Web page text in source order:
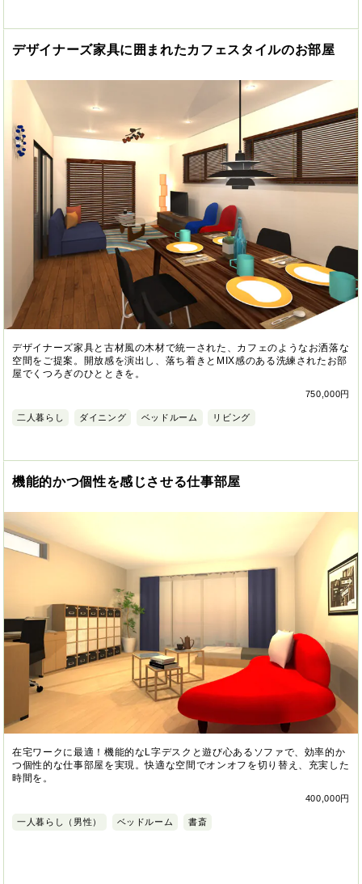
デザイナーズ家具に囲まれたカフェスタイルのお部屋
デザイナーズ家具と古材風の木材で統一された、カフェのようなお洒落な
空間をご提案。開放感を演出し、落ち着きとMIX感のある洗練されたお部
屋でくつろぎのひとときを。
750,000円
二人暮らし ダイニング ベッドルーム リビング
機能的かつ個性を感じさせる仕事部屋
在宅ワークに最適！機能的なL字デスクと遊び心あるソファで、効率的か
つ個性的な仕事部屋を実現。快適な空間でオンオフを切り替え、充実した
時間を。
400,000円
一人暮らし（男性） ベッドルーム 書斎